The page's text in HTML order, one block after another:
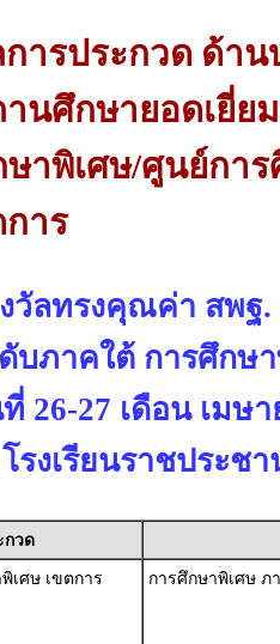
การประกวด ด้าน
นศึกษายอดเยี่ยม
าพิเศษ/ศูนย์กา
าร
วัลทรงคุณค่า สพฐ.
บภาคใต้ การศึกษ
26-27 เดือน เมษ
รงเรียนราชประช
กวด
เศษ เขตการ
การศึกษาพิเศษ ภ